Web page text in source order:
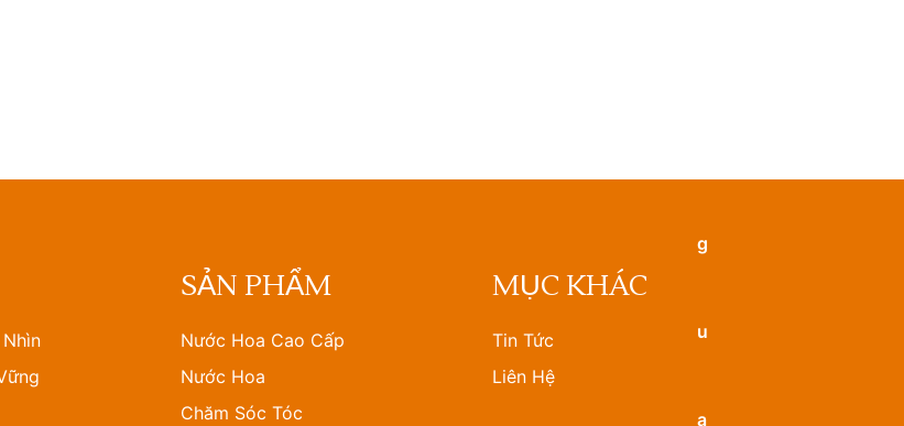
SẢN PHẨM
Nước Hoa Cao Cấp
Nước Hoa
Chăm Sóc Tóc
MỤC KHÁC
Tin Tức
Liên Hệ